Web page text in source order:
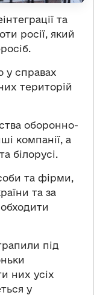
та
росії, який
у справах
територій
оборонно-
компанії, а
білорусі.
та фірми,
та за
під
них усіх
у